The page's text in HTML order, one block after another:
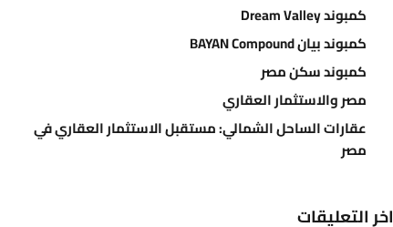
كمبوند Dream Valley
كمبوند بيان BAYAN Compound
كمبوند سكن مصر
مصر والاستثمار العقاري
عقارات الساحل الشمالي: مستقبل الاستثمار العقاري في
مصر
اخر التعليقات